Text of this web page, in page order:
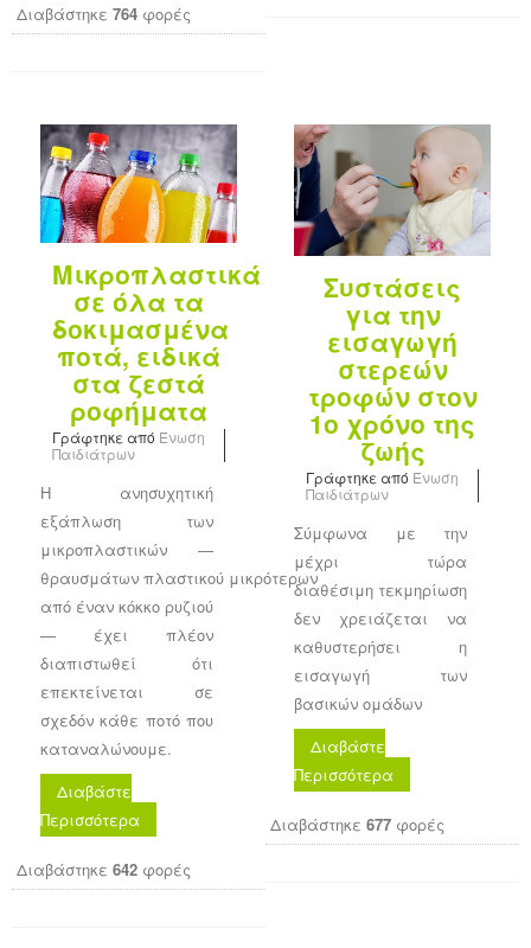
Διαβάστηκε 764 φορές
Μικροπλαστικά
σε όλα τα
δοκιμασμένα
ποτά, ειδικά
στα ζεστά
ροφήματα
Γράφτηκε από Ένωση
Παιδιάτρων
Η ανησυχητική
εξάπλωση των
μικροπλαστικών —
θραυσμάτων πλαστικού μικρότερων
από έναν κόκκο ρυζιού
— έχει πλέον
διαπιστωθεί ότι
επεκτείνεται σε
σχεδόν κάθε ποτό που
καταναλώνουμε.
Διαβάστε
Περισσότερα
Διαβάστηκε 642 φορές
Συστάσεις
για την
εισαγωγή
στερεών
τροφών στον
1ο χρόνο της
ζωής
Γράφτηκε από Ένωση
Παιδιάτρων
Σύμφωνα με την
μέχρι τώρα
διαθέσιμη τεκμηρίωση
δεν χρειάζεται να
καθυστερήσει η
εισαγωγή των
βασικών ομάδων
Διαβάστε
Περισσότερα
Διαβάστηκε 677 φορές